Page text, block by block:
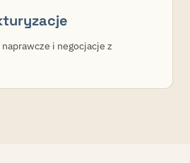
i negocjacje z